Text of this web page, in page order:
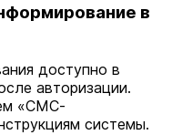
в
доступно в
авторизации.
«СМС-
системы.